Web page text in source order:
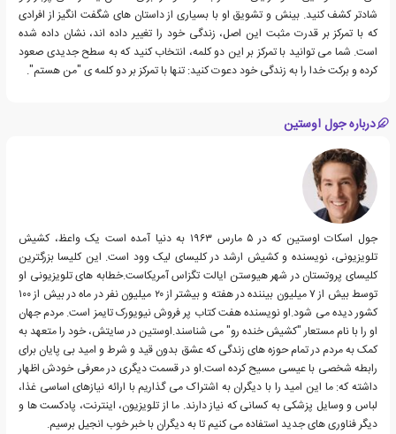
شادتر کشف کنید. بینش و تشویق او با بسیاری از داستان های شگفت انگیز از افرادی
که با تمرکز بر قدرت مثبت این اصل، زندگی خود را تغییر داده اند، نشان داده شده
است. شما می توانید با تمرکز بر این دو کلمه، انتخاب کنید که به سطح جدیدی صعود
کرده و برکت خدا را به زندگی خود دعوت کنید: تنها با تمرکز بر دو کلمه ی "من هستم".
درباره جول اوستین
جول اسکات اوستین که در ۵ مارس ۱۹۶۳ به دنیا آمده است یک واعظ، کشیش
تلویزیونی، نویسنده و کشیش ارشد در کلیسای لیک وود است. این کلیسا بزرگترین
کلیسای پروتستان در شهر هیوستن ایالت تگزاس آمریکاست.خطابه های تلویزیونی او
توسط بیش از ۷ میلیون بیننده در هفته و بیشتر از ۲۰ میلیون نفر در ماه در بیش از ۱۰۰
کشور دیده می شود.او نویسنده هفت کتاب پر فروش نیویورک تایمز است. مردم جهان
او را با نام مستعار "کشیش خنده رو" می شناسند.اوستین در سایتش، خود را متعهد به
کمک به مردم در تمام حوزه های زندگی که عشق بدون قید و شرط و امید بی پایان برای
رابطه شخصی با عیسی مسیح کرده است.او در قسمت دیگری در معرفی خودش اظهار
داشته که: ما این امید را با دیگران به اشتراک می گذاریم با ارائه نیازهای اساسی غذا،
لباس و وسایل پزشکی به کسانی که نیاز دارند. ما از تلویزیون، اینترنت، پادکست ها و
دیگر فناوری های جدید استفاده می کنیم تا به دیگران با خبر خوب انجیل برسیم.